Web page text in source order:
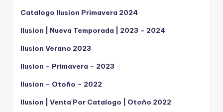
Catalogo Ilusion Primavera 2024
Ilusion | Nueva Temporada | 2023 – 2024
Ilusion Verano 2023
Ilusion – Primavera – 2023
Ilusion – Otoño – 2022
Ilusion | Venta Por Catalogo | Otoño 2022